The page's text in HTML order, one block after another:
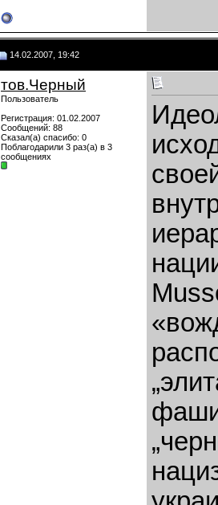
14.02.2007, 19:42
тов.Черный
Пользователь
Регистрация: 01.02.2007
Сообщений: 88
Сказал(а) спасибо: 0
Поблагодарили 3 раз(а) в 3
сообщениях